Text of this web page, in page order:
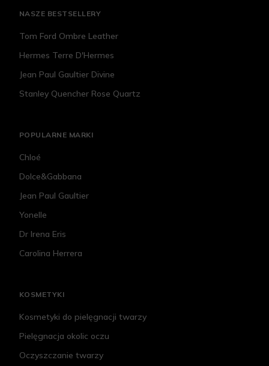
NASZE BESTSELLERY
Tom Ford Ombre Leather
Hermes Terre D'Hermes
Jean Paul Gaultier Divine
Stanley Quencher Rose Quartz
POPULARNE MARKI
Chloé
Dolce&Gabbana
Jean Paul Gaultier
Yonelle
Dr Irena Eris
Carolina Herrera
KOSMETYKI
Kosmetyki do pielęgnacji twarzy
Pielęgnacja okolic oczu
Oczyszczanie twarzy